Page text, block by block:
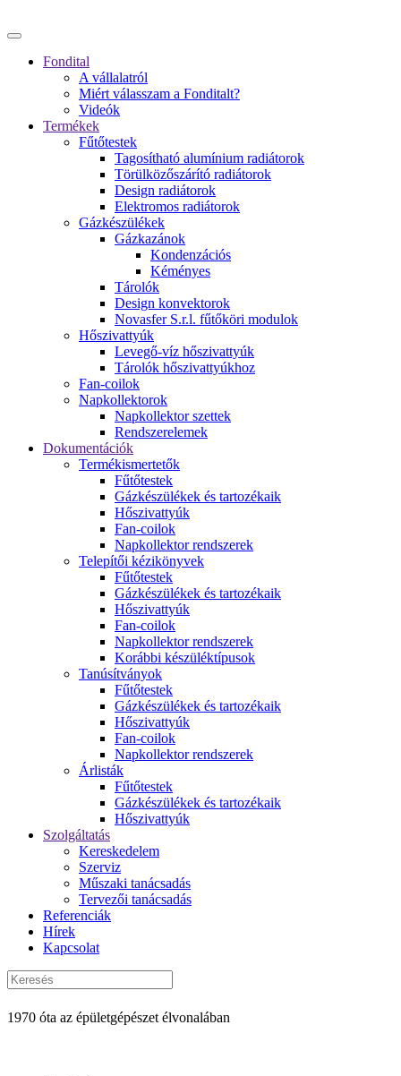
Fondital
A vállalatról
Miért válasszam a Fonditalt?
Videók
Termékek
Fűtőtestek
Tagosítható alumínium radiátorok
Törülközőszárító radiátorok
Design radiátorok
Elektromos radiátorok
Gázkészülékek
Gázkazánok
Kondenzációs
Kéményes
Tárolók
Design konvektorok
Novasfer S.r.l. fűtőköri modulok
Hőszivattyúk
Levegő-víz hőszivattyúk
Tárolók hőszivattyúkhoz
Fan-coilok
Napkollektorok
Napkollektor szettek
Rendszerelemek
Dokumentációk
Termékismertetők
Fűtőtestek
Gázkészülékek és tartozékaik
Hőszivattyúk
Fan-coilok
Napkollektor rendszerek
Telepítői kézikönyvek
Fűtőtestek
Gázkészülékek és tartozékaik
Hőszivattyúk
Fan-coilok
Napkollektor rendszerek
Korábbi készüléktípusok
Tanúsítványok
Fűtőtestek
Gázkészülékek és tartozékaik
Hőszivattyúk
Fan-coilok
Napkollektor rendszerek
Árlisták
Fűtőtestek
Gázkészülékek és tartozékaik
Hőszivattyúk
Szolgáltatás
Kereskedelem
Szerviz
Műszaki tanácsadás
Tervezői tanácsadás
Referenciák
Hírek
Kapcsolat
1970 óta az épületgépészet élvonalában